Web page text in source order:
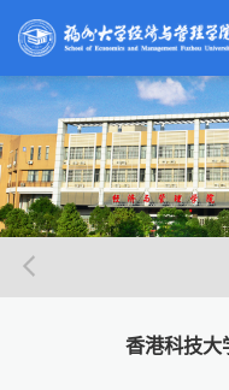
香港科技大